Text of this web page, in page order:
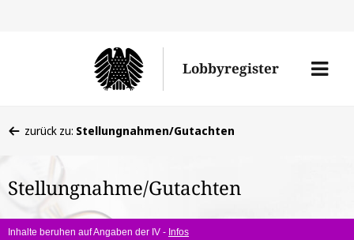
Lobbyregister
Menü
befinden
hier:
zurück zu: Stellungnahmen/Gutachten
Stellungnahme/Gutachten
Inhalte beruhen auf Angaben der IV - Infos